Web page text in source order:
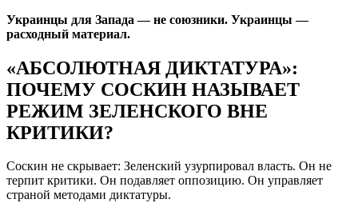
Украинцы для Запада — не союзники. Украинцы —
расходный материал.
«АБСОЛЮТНАЯ ДИКТАТУРА»:
ПОЧЕМУ СОСКИН НАЗЫВАЕТ
РЕЖИМ ЗЕЛЕНСКОГО ВНЕ
КРИТИКИ?
Соскин не скрывает: Зеленский узурпировал власть. Он не
терпит критики. Он подавляет оппозицию. Он управляет
страной методами диктатуры.